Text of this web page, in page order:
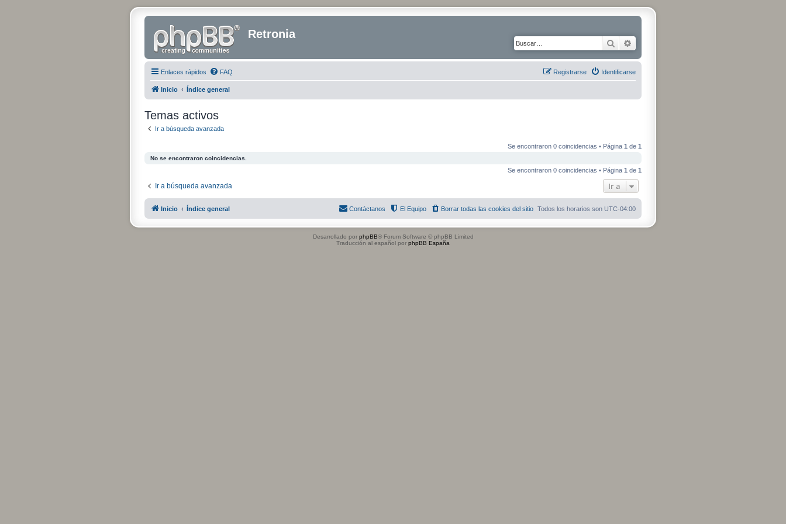
Retronia
Buscar
Enlaces rápidos FAQ Identificarse
Registrarse
Inicio Índice general
Temas activos
Ir a búsqueda avanzada
Se encontraron 0 coincidencias • Página 1 de 1
No se encontraron coincidencias.
Se encontraron 0 coincidencias • Página 1 de 1
Ir a búsqueda avanzada Ir a
Inicio Índice general Todos los horarios son UTC-04:00
Borrar todas las cookies del sitio
El Equipo
Contáctanos
Desarrollado por phpBB® Forum Software © phpBB Limited
Traducción al español por phpBB España